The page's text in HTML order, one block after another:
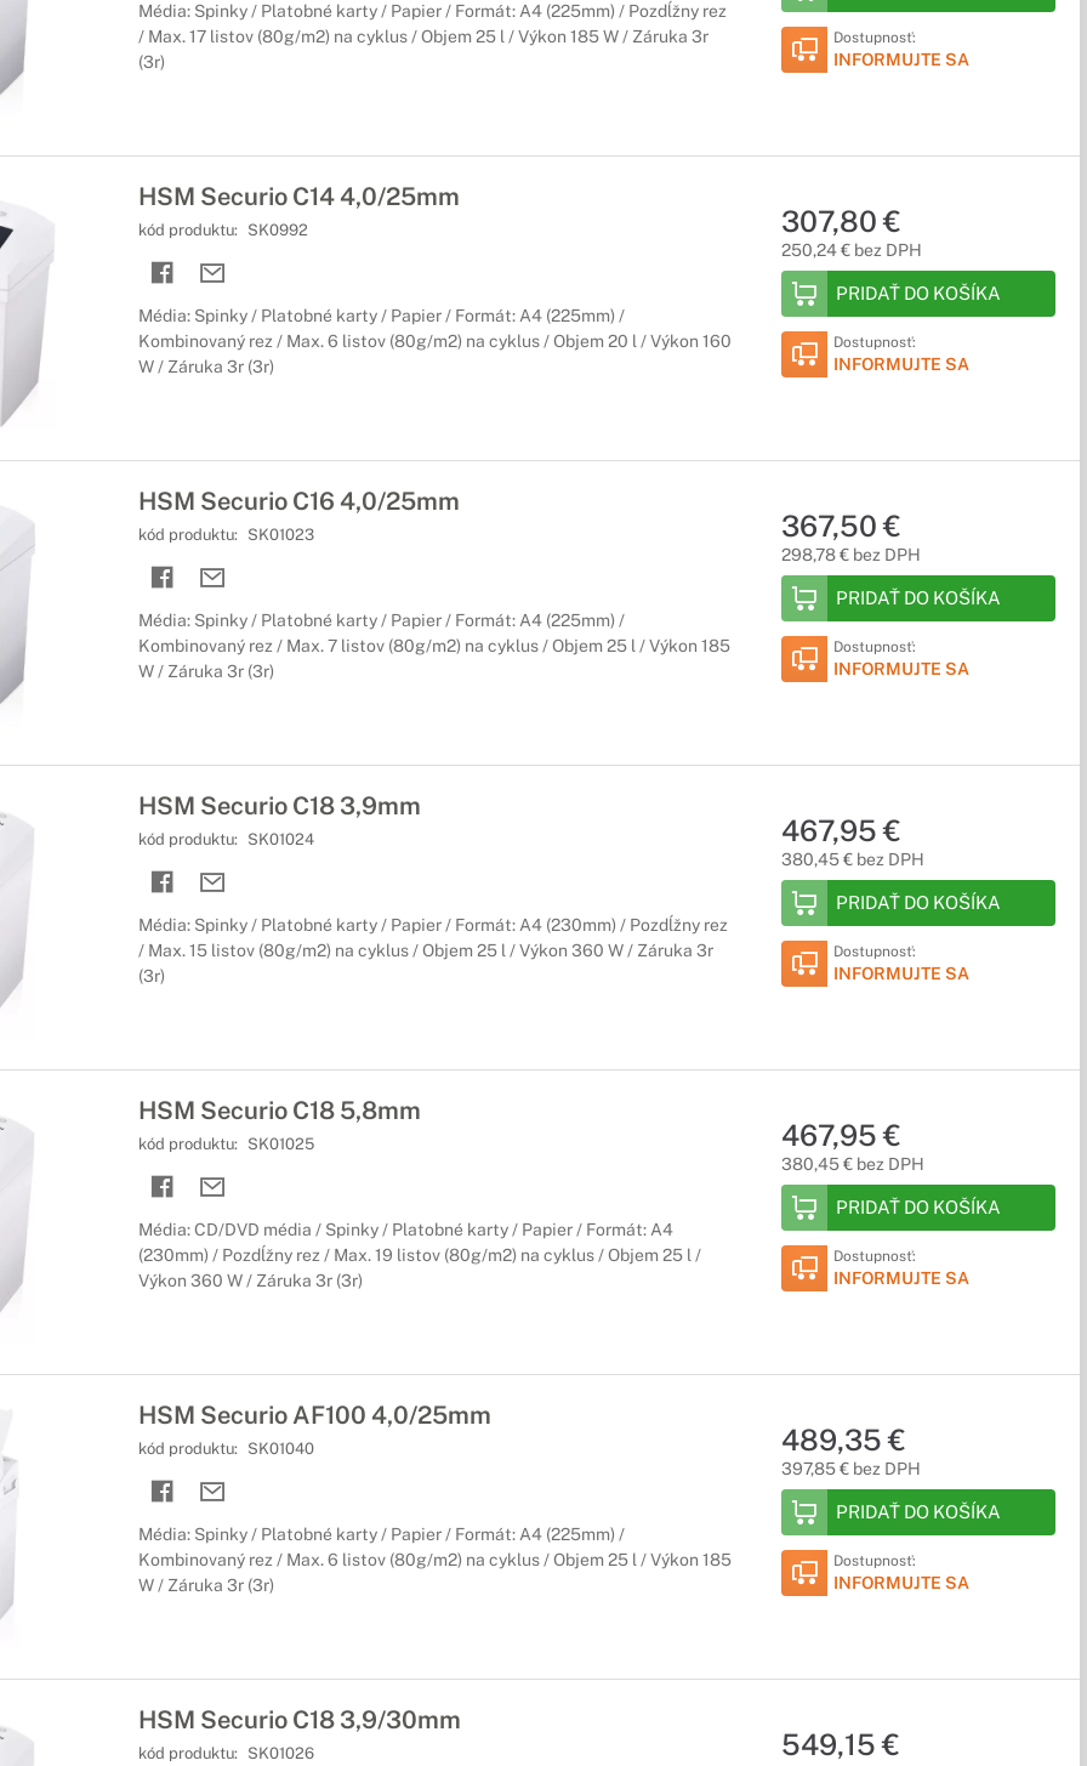
Média: Spinky / Platobné karty / Papier / Formát: A4 (225mm) / Pozdĺžny rez
/ Max. 17 listov (80g/m2) na cyklus / Objem 25 l / Výkon 185 W / Záruka 3r
(3r)
Dostupnosť:
INFORMUJTE SA
HSM Securio C14 4,0/25mm
kód produktu: SK0992
Média: Spinky / Platobné karty / Papier / Formát: A4 (225mm) /
Kombinovaný rez / Max. 6 listov (80g/m2) na cyklus / Objem 20 l / Výkon 160
W / Záruka 3r (3r)
307,80 €
250,24 € bez DPH
PRIDAŤ DO KOŠÍKA
Dostupnosť:
INFORMUJTE SA
HSM Securio C16 4,0/25mm
kód produktu: SK01023
Média: Spinky / Platobné karty / Papier / Formát: A4 (225mm) /
Kombinovaný rez / Max. 7 listov (80g/m2) na cyklus / Objem 25 l / Výkon 185
W / Záruka 3r (3r)
367,50 €
298,78 € bez DPH
PRIDAŤ DO KOŠÍKA
Dostupnosť:
INFORMUJTE SA
HSM Securio C18 3,9mm
kód produktu: SK01024
Média: Spinky / Platobné karty / Papier / Formát: A4 (230mm) / Pozdĺžny rez
/ Max. 15 listov (80g/m2) na cyklus / Objem 25 l / Výkon 360 W / Záruka 3r
(3r)
467,95 €
380,45 € bez DPH
PRIDAŤ DO KOŠÍKA
Dostupnosť:
INFORMUJTE SA
HSM Securio C18 5,8mm
kód produktu: SK01025
Média: CD/DVD média / Spinky / Platobné karty / Papier / Formát: A4
(230mm) / Pozdĺžny rez / Max. 19 listov (80g/m2) na cyklus / Objem 25 l /
Výkon 360 W / Záruka 3r (3r)
467,95 €
380,45 € bez DPH
PRIDAŤ DO KOŠÍKA
Dostupnosť:
INFORMUJTE SA
HSM Securio AF100 4,0/25mm
kód produktu: SK01040
Média: Spinky / Platobné karty / Papier / Formát: A4 (225mm) /
Kombinovaný rez / Max. 6 listov (80g/m2) na cyklus / Objem 25 l / Výkon 185
W / Záruka 3r (3r)
489,35 €
397,85 € bez DPH
PRIDAŤ DO KOŠÍKA
Dostupnosť:
INFORMUJTE SA
HSM Securio C18 3,9/30mm
kód produktu: SK01026 549,15 €